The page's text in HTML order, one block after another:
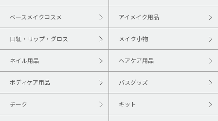
ベースメイクコスメ アイメイク用品
口紅・リップ・グロス メイク小物
ネイル用品 ヘアケア用品
ボディケア用品 バスグッズ
チーク キット